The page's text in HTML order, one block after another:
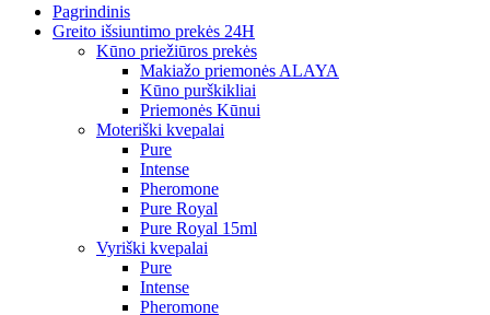
Pagrindinis
Greito išsiuntimo prekės 24H
Kūno priežiūros prekės
Makiažo priemonės ALAYA
Kūno purškikliai
Priemonės Kūnui
Moteriški kvepalai
Pure
Intense
Pheromone
Pure Royal
Pure Royal 15ml
Vyriški kvepalai
Pure
Intense
Pheromone